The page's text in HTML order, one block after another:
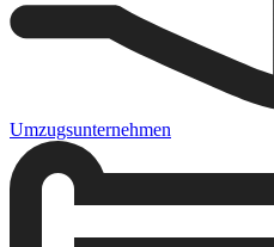
Umzugsunternehmen